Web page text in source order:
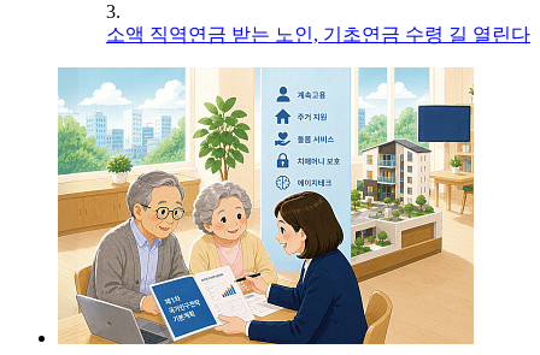
3.
소액 직역연금 받는 노인, 기초연금 수령 길 열린다